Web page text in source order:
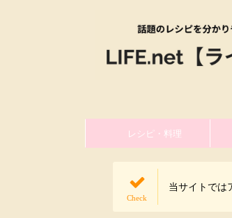
レシピ・料理
当サイトでは